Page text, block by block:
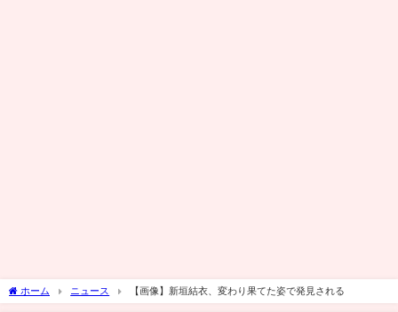
ホーム ニュース 【画像】新垣結衣、変わり果てた姿で発見される